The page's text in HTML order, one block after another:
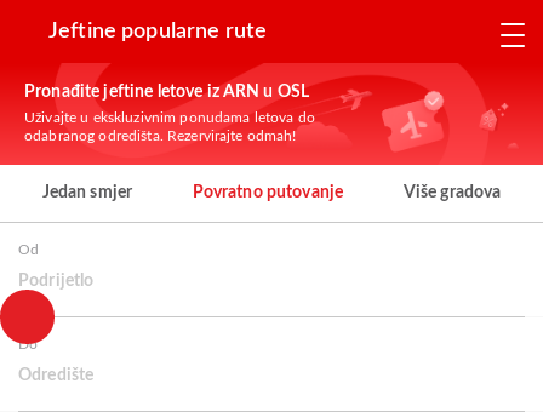
Jeftine popularne rute
Pronađite jeftine letove iz ARN u OSL
Uživajte u ekskluzivnim ponudama letova do
odabranog odredišta. Rezervirajte odmah!
Jedan smjer Povratno putovanje Više gradova
Od
Podrijetlo
Do
Odredište